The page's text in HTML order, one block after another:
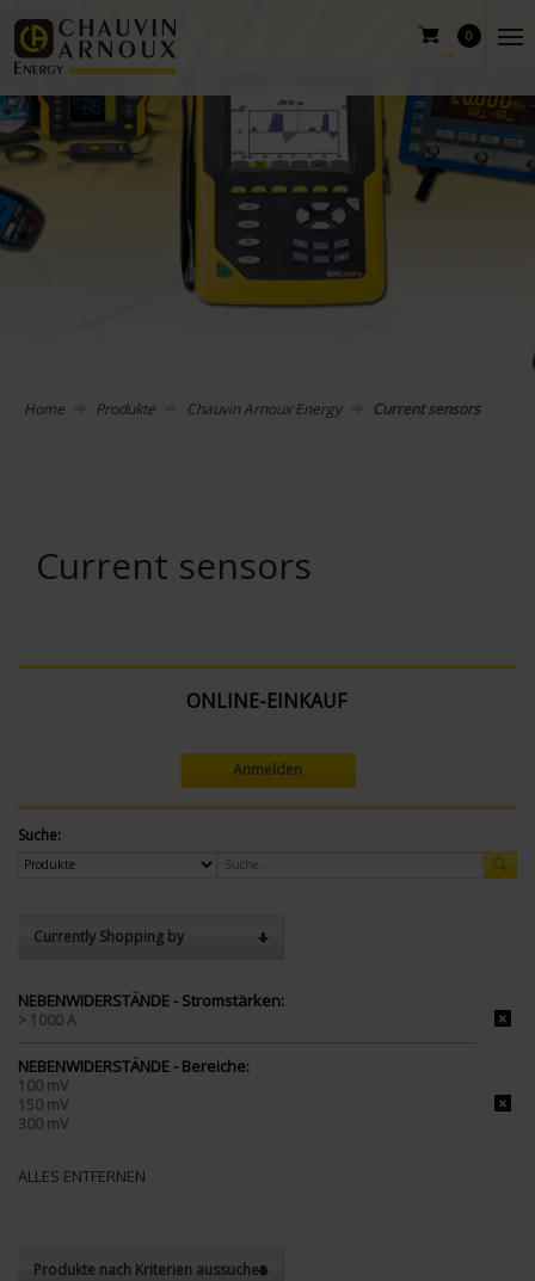
0
Home Produkte Chauvin Arnoux Energy Current sensors
Current sensors
ONLINE-EINKAUF
Anmelden
Suche:
Currently Shopping by
NEBENWIDERSTÄNDE - Stromstärken:
> 1000 A
NEBENWIDERSTÄNDE - Bereiche:
100 mV
150 mV
300 mV
ALLES ENTFERNEN
Produkte nach Kriterien aussuchen